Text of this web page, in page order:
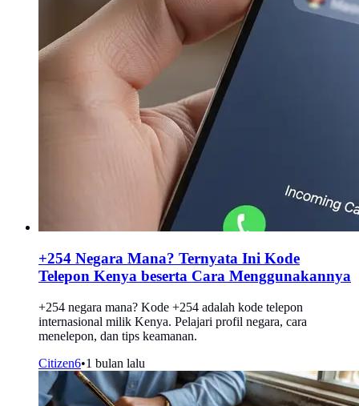
+254 Negara Mana? Ternyata Ini Kode
Telepon Kenya beserta Cara Menggunakannya
+254 negara mana? Kode +254 adalah kode telepon
internasional milik Kenya. Pelajari profil negara, cara
menelepon, dan tips keamanan.
Citizen6•1 bulan lalu